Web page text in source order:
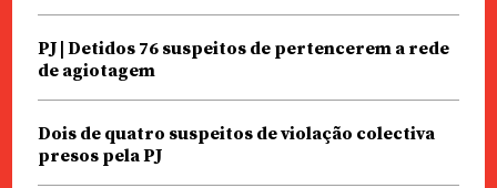
PJ | Detidos 76 suspeitos de pertencerem a rede
de agiotagem
Dois de quatro suspeitos de violação colectiva
presos pela PJ